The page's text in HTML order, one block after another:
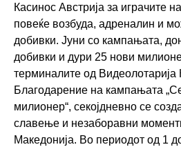
Касинос Австрија за играчите
повеќе возбуда, адреналин и
добивки. Јуни со кампањата,
добивки и дури 25 нови
терминалите од Видеолотарија
Благодарение на кампањата
милионер“, секојдневно се
славење и незаборавни
Македонија. Во периодот од 1